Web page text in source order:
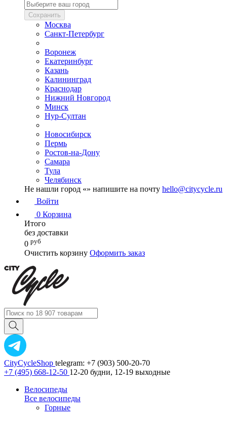
Сохранить
Москва
Санкт-Петербург
Воронеж
Екатеринбург
Казань
Калининград
Краснодар
Нижний Новгород
Минск
Нур-Султан
Новосибирск
Пермь
Ростов-на-Дону
Самара
Тула
Челябинск
Не нашли город «» напишите на почту hello@citycycle.ru
Войти
0 Корзина
Итого
без доставки
0 руб
Очистить корзину Оформить заказ
CityCycleShop telegram: +7 (903) 500-20-70
+7 (495) 668-12-50 12-20 будни, 12-19 выходные
Велосипеды
Все велосипеды
Горные